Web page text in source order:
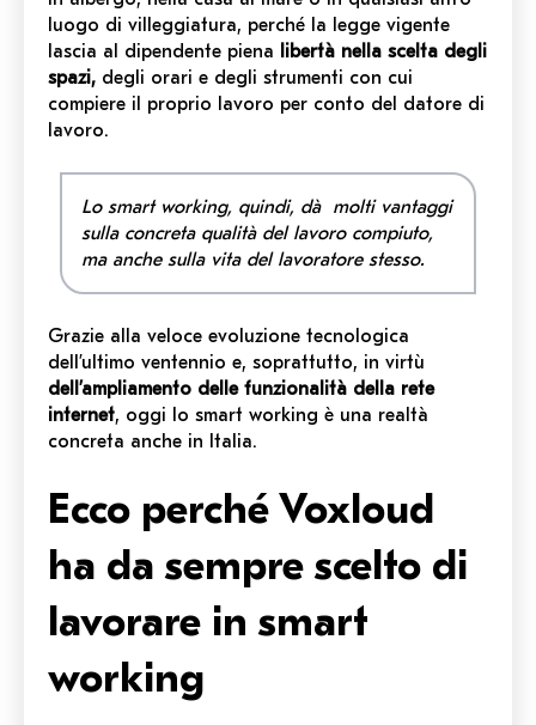
luogo di villeggiatura, perché la legge vigente
lascia al dipendente piena libertà nella scelta degli
spazi, degli orari e degli strumenti con cui
compiere il proprio lavoro per conto del datore di
lavoro.
Lo smart working, quindi, dà molti vantaggi
sulla concreta qualità del lavoro compiuto,
ma anche sulla vita del lavoratore stesso.
Grazie alla veloce evoluzione tecnologica
dell’ultimo ventennio e, soprattutto, in virtù
dell’ampliamento delle funzionalità della rete
internet, oggi lo smart working è una realtà
concreta anche in Italia.
Ecco perché Voxloud
ha da sempre scelto di
lavorare in smart
working